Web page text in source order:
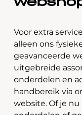
Voor extra
alleen ons
geavanceerde
uitgebreide
onderdelen en
handbereik via
website. Of je